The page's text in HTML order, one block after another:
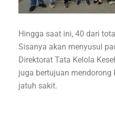
Hingga saat ini, 40 dari
Sisanya akan menyusul
Direktorat Tata Kelola
juga bertujuan
jatuh sakit.